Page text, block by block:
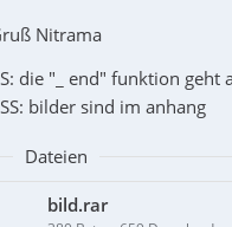
Nitrama
die "_ end" funktion geht
bilder sind im anhang
Dateien
bild.rar